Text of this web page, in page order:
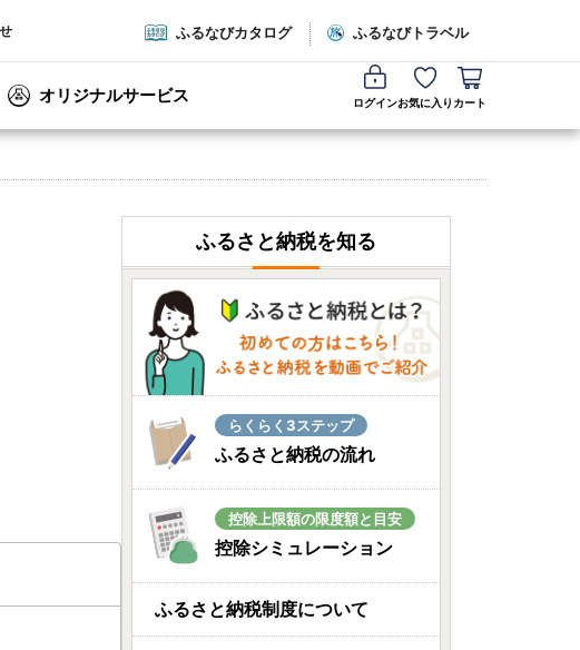
ふるなびカタログ ふるなびトラベル
オリジナルサービス ログインお気に入り カート
ふるさと納税を知る
らくらく3ステップ
ふるさと納税の流れ
控除上限額の限度額と目安
控除シミュレーション
ふるさと納税制度について